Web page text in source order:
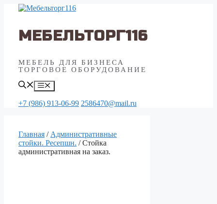
Перейти
МЕБЕЛЬТОРГ116
МЕБЕЛЬ ДЛЯ БИЗНЕСА
ТОРГОВОЕ ОБОРУДОВАНИЕ
Меню
+7 (986) 913-06-99 2586470@mail.ru
Главная / Aдминистративные
стойки. Ресепшн. / Стойка
административная на заказ.